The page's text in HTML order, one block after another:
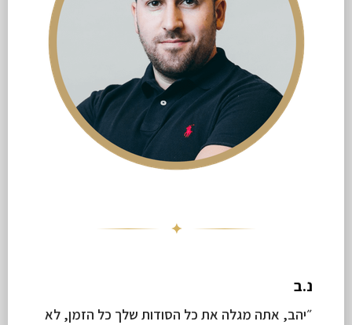
✦
נ.ב
״יהב, אתה מגלה את כל הסודות שלך כל הזמן, לא